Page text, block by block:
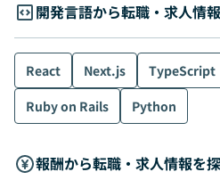
開発言語から転職・求人情
React Next.js TypeScript
Ruby on Rails
Python
報酬から転職・求人情報を